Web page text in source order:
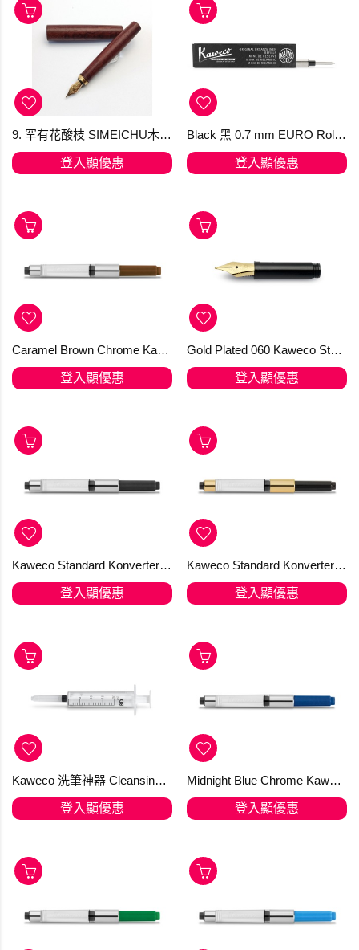
9. 罕有花酸枝 SIMEICHU木製鋼筆 Schmidt F尖 (現貨) 最後貨存
登入顯優惠
Black 黑 0.7 mm EURO Rollerball Refill - 1 pc Kaweco
登入顯優惠
Caramel Brown Chrome Kaweco Standard Converter
登入顯優惠
Gold Plated 060 Kaweco Steel Nib with thread
登入顯優惠
Kaweco Standard Konverter Pearl Black Chrome 標準吸墨器
登入顯優惠
Kaweco Standard Konverter Pearl Black Gold 高貴金色
登入顯優惠
Kaweco 洗筆神器 Cleansing Syringe 【推薦商品】 In Stock
登入顯優惠
Midnight Blue Chrome Kaweco Standard Converter
登入顯優惠